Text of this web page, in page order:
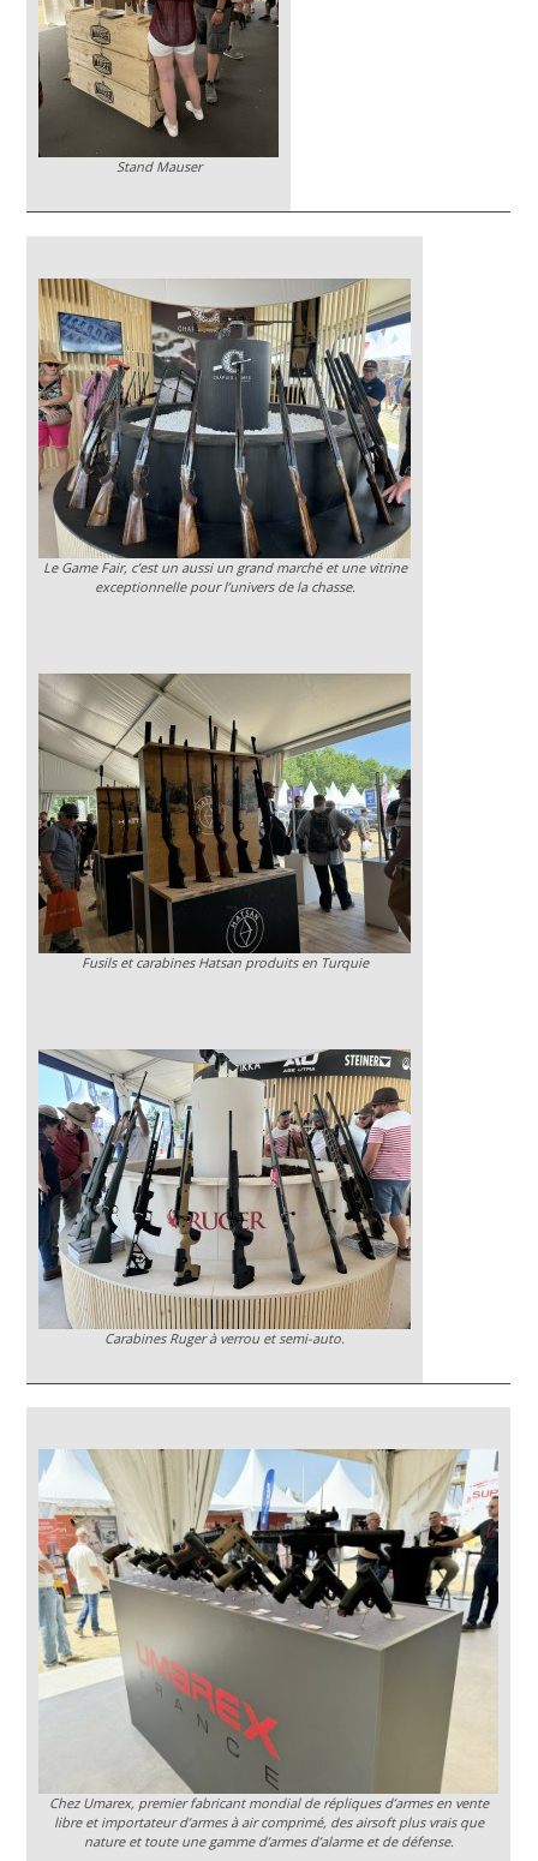
Stand Mauser
Le Game Fair, c’est un aussi un grand marché et une vitrine
exceptionnelle pour l’univers de la chasse.
Fusils et carabines Hatsan produits en Turquie
Carabines Ruger à verrou et semi-auto.
Chez Umarex, premier fabricant mondial de répliques d’armes en vente
libre et importateur d’armes à air comprimé, des airsoft plus vrais que
nature et toute une gamme d’armes d’alarme et de défense.